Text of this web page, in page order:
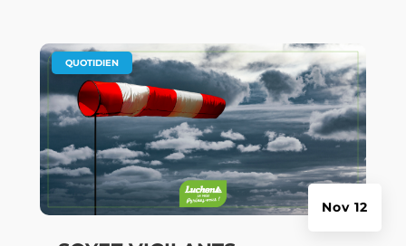
Nov 12
QUOTIDIEN